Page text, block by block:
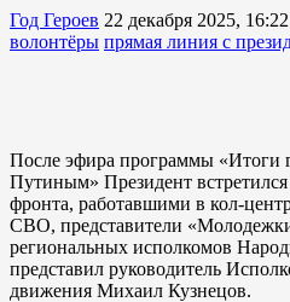
Год Героев 22 декабря 2025, 16:22
волонтёры прямая линия с
После эфира программы «Итоги
Путиным» Президент
фронта, работавшими в кол-
СВО, представители
региональных исполкомов
представил руководитель
движения Михаил Кузнецов.